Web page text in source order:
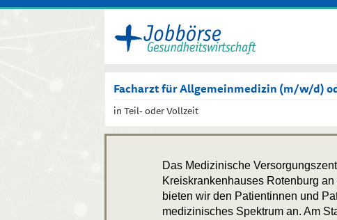
Facharzt für Allgemeinmedizin (m/w/d)
in Teil- oder Vollzeit
Das Medizinische
Kreiskrankenhauses Rotenburg
bieten wir den Patientinnen und
medizinisches Spektrum an. Am